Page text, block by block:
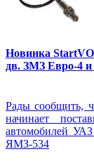
Новинка
дв. ЗМЗ Евро-4
Рады сообщить,
начинает
автомобилей
ЯМЗ-534